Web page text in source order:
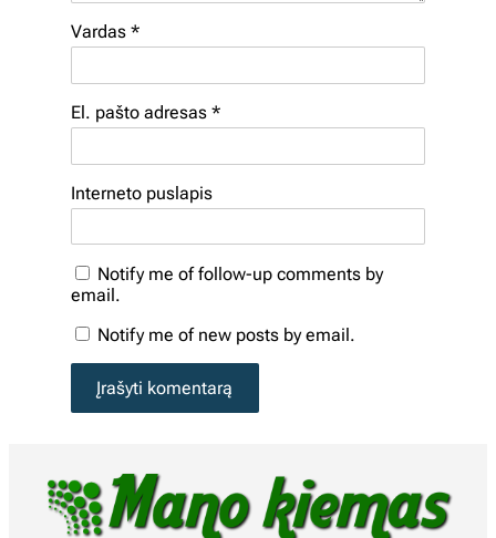
Vardas *
El. pašto adresas *
Interneto puslapis
Notify me of follow-up comments by
email.
Notify me of new posts by email.